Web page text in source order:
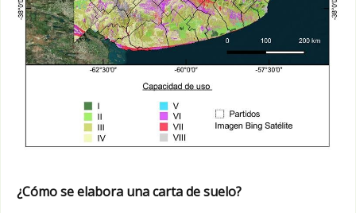
¿Cómo se elabora una carta de suelo?